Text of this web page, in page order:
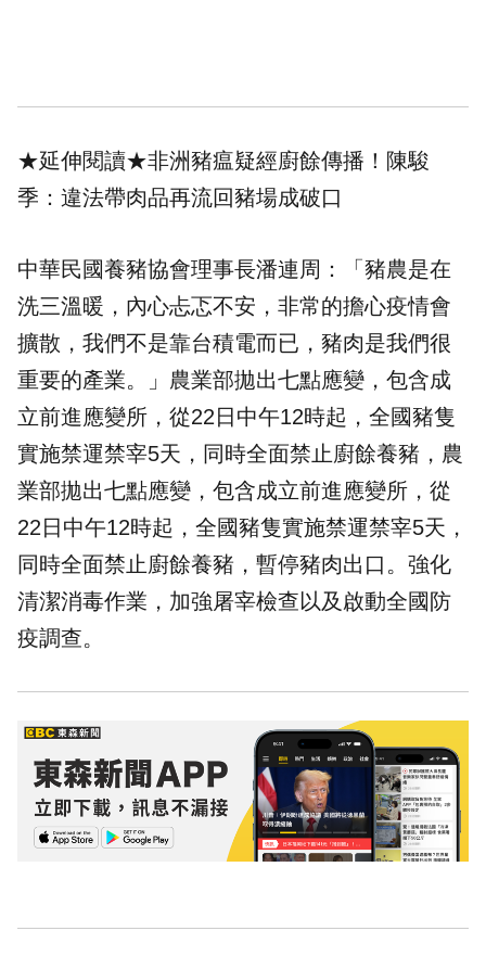
★延伸閱讀★非洲豬瘟疑經廚餘傳播！陳駿
季：違法帶肉品再流回豬場成破口
中華民國養豬協會理事長潘連周：「豬農是在
洗三溫暖，內心忐忑不安，非常的擔心疫情會
擴散，我們不是靠台積電而已，豬肉是我們很
重要的產業。」農業部拋出七點應變，包含成
立前進應變所，從22日中午12時起，全國豬隻
實施禁運禁宰5天，同時全面禁止廚餘養豬，農
業部拋出七點應變，包含成立前進應變所，從
22日中午12時起，全國豬隻實施禁運禁宰5天，
同時全面禁止廚餘養豬，暫停豬肉出口。強化
清潔消毒作業，加強屠宰檢查以及啟動全國防
疫調查。